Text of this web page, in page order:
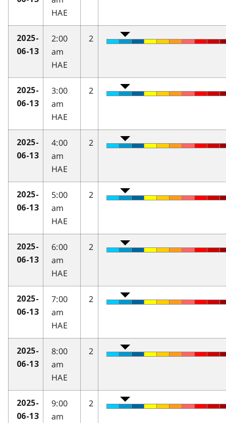
HAE
2025-
06-13
2:00
am
HAE
2
2025-
06-13
3:00
am
HAE
2
2025-
06-13
4:00
am
HAE
2
2025-
06-13
5:00
am
HAE
2
2025-
06-13
6:00
am
HAE
2
2025-
06-13
7:00
am
HAE
2
2025-
06-13
8:00
am
HAE
2
2025-
06-13
9:00
am
2